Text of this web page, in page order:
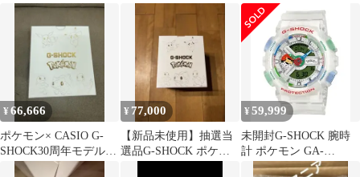
110PKM-7AJR
110PKM-7AJR 新品未使
¥66,666
ポケモン× CASIO G-
SHOCK30周年モデル
GA-110PKM-7AJR
¥ 77,000
【新品未使用】抽選当
選品G-SHOCK ポケモ
¥59,999
未開封G-SHOCK 腕時
計 ポケモン GA-
110PKM-7AJR